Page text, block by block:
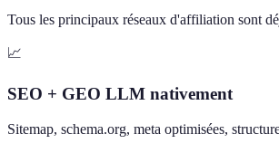
Tous les principaux réseaux d'affiliation sont
📈
SEO + GEO LLM nativement
Sitemap, schema.org, meta optimisées,